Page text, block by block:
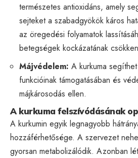
természetes antioxidáns, amely
sejteket a szabadgyökök káros
az öregedési folyamatok
betegségek kockázatának
Májvédelem: A kurkuma
funkcióinak támogatásában és
májkárosodás ellen.
A kurkuma felszívódásának
A kurkumin egyik legnagyobb
hozzáférhetősége. A szervezet
gyorsan metabolizálódik. Azonban